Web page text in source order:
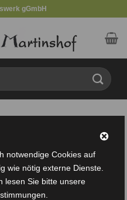
gGmbH
notwendige Cookies auf
wie nötig externe Dienste.
lesen Sie bitte unsere